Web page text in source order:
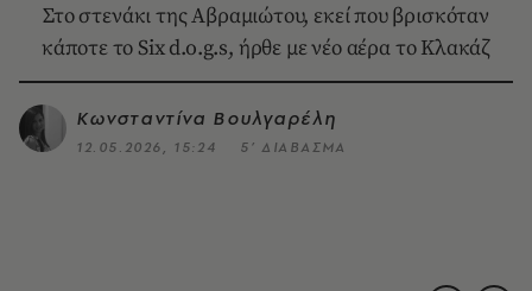
Στο στενάκι της Αβραμιώτου, εκεί που βρισκόταν
κάποτε το Six d.o.g.s, ήρθε με νέο αέρα το Κλακάζ
Κωνσταντίνα Βουλγαρέλη
12.05.2026, 15:24 5’ ΔΙΑΒΑΣΜΑ